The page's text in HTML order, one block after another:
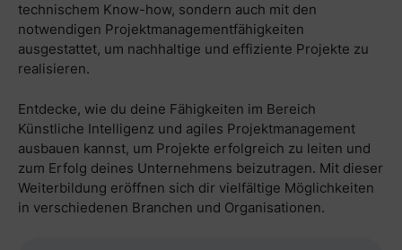
technischem Know-how, sondern auch mit den
notwendigen Projektmanagementfähigkeiten
ausgestattet, um nachhaltige und effiziente Projekte zu
realisieren.
Entdecke, wie du deine Fähigkeiten im Bereich
Künstliche Intelligenz und agiles Projektmanagement
ausbauen kannst, um Projekte erfolgreich zu leiten und
zum Erfolg deines Unternehmens beizutragen. Mit dieser
Weiterbildung eröffnen sich dir vielfältige Möglichkeiten
in verschiedenen Branchen und Organisationen.